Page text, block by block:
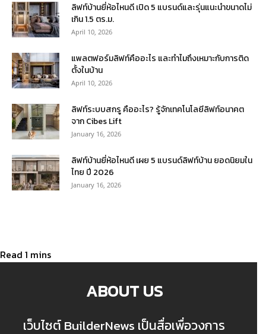
ลิฟท์บ้านยี่ห้อไหนดี เปิด 5 แบรนด์และรุ่นแนะนำขนาดไม่
เกิน 1.5 ตร.ม.
April 10, 2026
แพลตฟอร์มลิฟท์คืออะไร และทำไมถึงเหมาะกับการติด
ตั้งในบ้าน
April 10, 2026
ลิฟท์ระบบสกรู คืออะไร? รู้จักเทคโนโลยีลิฟท์อนาคต
จาก Cibes Lift
January 16, 2026
ลิฟท์บ้านยี่ห้อไหนดี เผย 5 แบรนด์ลิฟท์บ้าน ยอดนิยมใน
ไทย ปี 2026
January 16, 2026
ABOUT US
เว็บไซต์ BuilderNews เป็นสื่อเพื่อวงการ